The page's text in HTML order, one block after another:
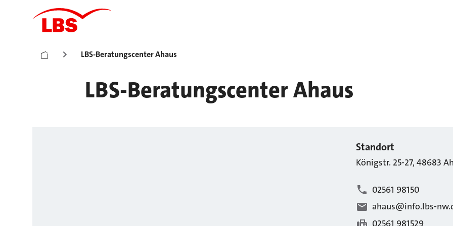
LBS-Beratungscenter Ahaus
LBS-Beratungscenter Ahaus
Standort
Königstr. 25-27, 48683
02561 98150
ahaus@info.lbs-
02561 981529